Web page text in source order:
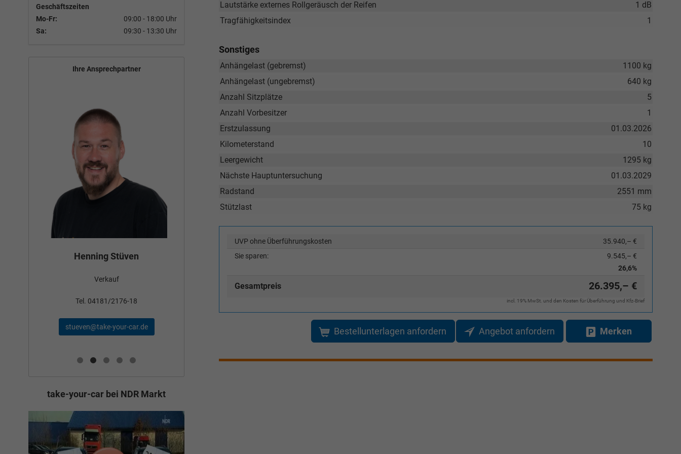
1 dB
Lautstärke externes Rollgeräusch der Reifen
1
Tragfähigkeitsindex
Sonstiges
1100 kg
Anhängelast (gebremst)
640 kg
Anhängelast (ungebremst)
5
Anzahl Sitzplätze
1
Anzahl Vorbesitzer
01.03.2026
Erstzulassung
10
Kilometerstand
1295 kg
Leergewicht
01.03.2029
Nächste Hauptuntersuchung
2551 mm
Radstand
75 kg
Stützlast
UVP ohne Überführungskosten
35.940,– €
Sie sparen:
9.545,– €
26,6%
Gesamtpreis 26.395,– €
incl. 19% MwSt. und den Kosten für Überführung und Kfz-Brief
Bestellunterlagen anfordern Angebot anfordern Merken
Geschäftszeiten
Mo-Fr:
09:00 - 18:00 Uhr
Sa:
09:30 - 13:30 Uhr
Ihre Ansprechpartner
Henning Stüven
Verkauf
Tel. 04181/2176-18
stueven@take-your-car.de
Bünyamin Schael
wollschlaeger@take-your-car.de
take-your-car bei NDR Markt